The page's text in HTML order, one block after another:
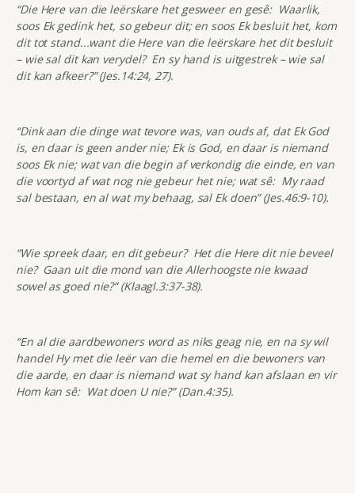
“Die Here van die leërskare het gesweer en gesê: Waarlik,
soos Ek gedink het, so gebeur dit; en soos Ek besluit het, kom
dit tot stand...want die Here van die leërskare het dit besluit
– wie sal dit kan verydel? En sy hand is uitgestrek – wie sal
dit kan afkeer?” (Jes.14:24, 27).
“Dink aan die dinge wat tevore was, van ouds af, dat Ek God
is, en daar is geen ander nie; Ek is God, en daar is niemand
soos Ek nie; wat van die begin af verkondig die einde, en van
die voortyd af wat nog nie gebeur het nie; wat sê: My raad
sal bestaan, en al wat my behaag, sal Ek doen” (Jes.46:9-10).
“Wie spreek daar, en dit gebeur? Het die Here dit nie beveel
nie? Gaan uit die mond van die Allerhoogste nie kwaad
sowel as goed nie?” (Klaagl.3:37-38).
“En al die aardbewoners word as niks geag nie, en na sy wil
handel Hy met die leër van die hemel en die bewoners van
die aarde, en daar is niemand wat sy hand kan afslaan en vir
Hom kan sê: Wat doen U nie?” (Dan.4:35).